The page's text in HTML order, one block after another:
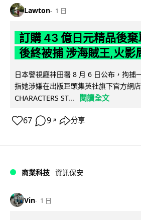
Lawton 1 日
訂購 43 億日元精品後
後終被捕 涉海賊王,火影
日本警視廳神田署 8 月 6 日公布，拘捕
指她涉嫌在出版巨頭集英社旗下官方網
CHARACTERS ST...
閱讀全文
67 9 ↗ 分享
商業科技 資訊保安
Vin 1 日